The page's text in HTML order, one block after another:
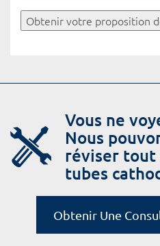
Obtenir votre proposition
Vous ne
Nous
réviser tout
tubes
Obtenir Une